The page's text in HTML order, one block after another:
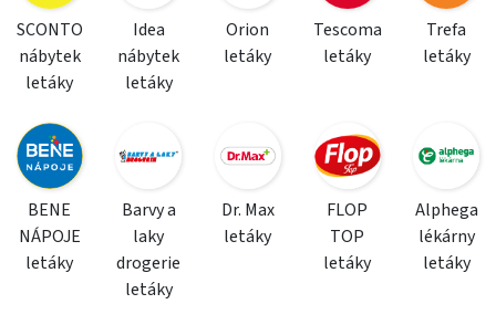
SCONTO
nábytek
letáky
Idea
nábytek
letáky
Orion
letáky
Tescoma
letáky
Trefa
letáky
BENE
NÁPOJE
letáky
Barvy a
laky
drogerie
letáky
Dr. Max
letáky
FLOP
TOP
letáky
Alphega
lékárny
letáky